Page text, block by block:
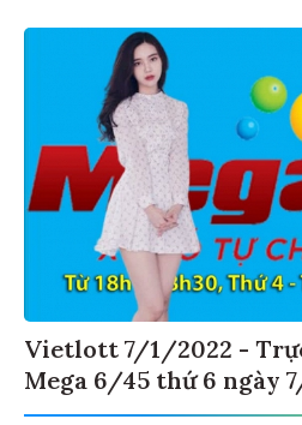
Vietlott 7/1/2022 -
Mega 6/45 thứ 6 ngày